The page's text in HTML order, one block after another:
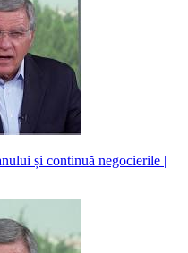
și continuă negocierile |